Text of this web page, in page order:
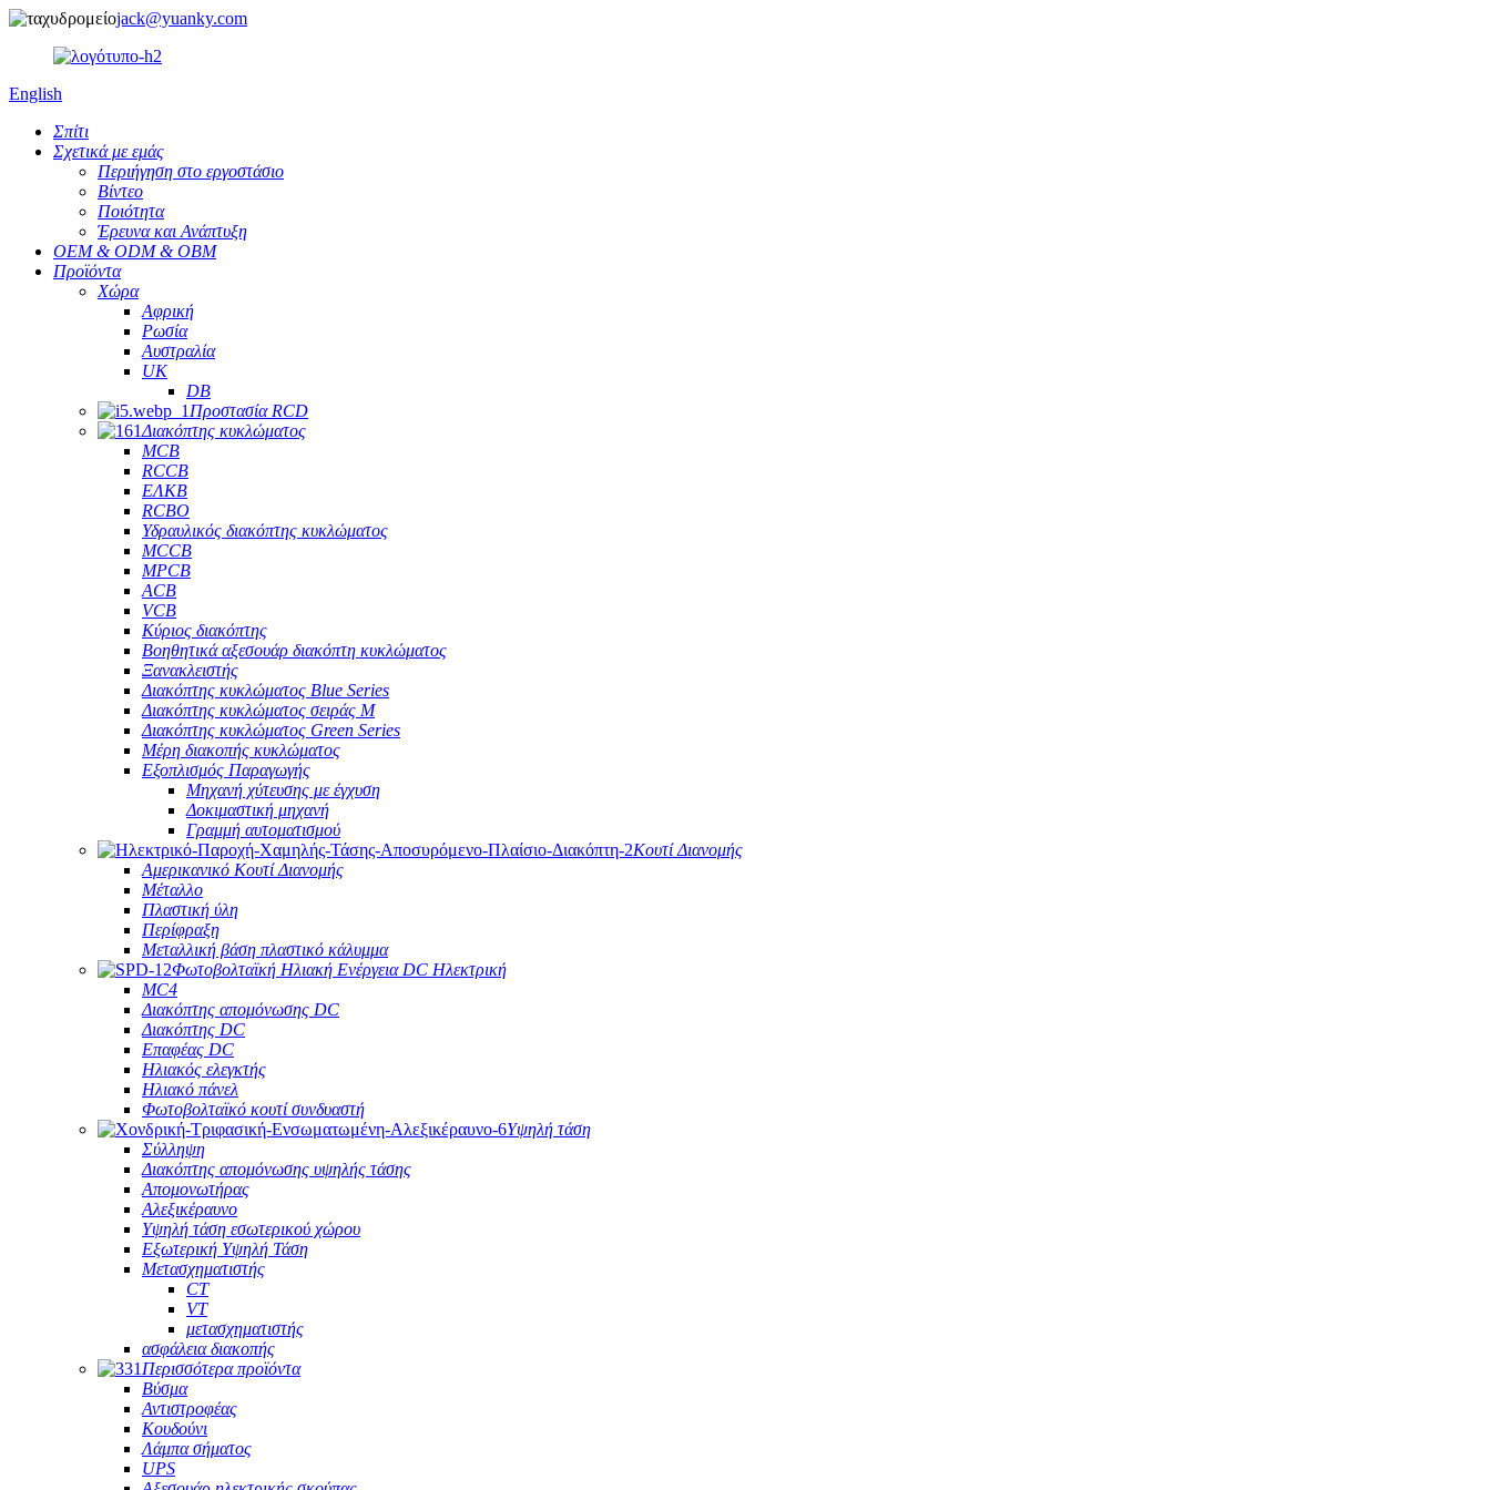
jack@yuanky.com
English
Σπίτι
Σχετικά με εμάς
Περιήγηση στο εργοστάσιο
Βίντεο
Ποιότητα
Έρευνα και Ανάπτυξη
OEM & ODM & OBM
Προϊόντα
Χώρα
Αφρική
Ρωσία
Αυστραλία
UK
DB
Προστασία RCD
Διακόπτης κυκλώματος
MCB
RCCB
ΕΛΚΒ
RCBO
Υδραυλικός διακόπτης κυκλώματος
MCCB
MPCB
ACB
VCB
Κύριος διακόπτης
Βοηθητικά αξεσουάρ διακόπτη κυκλώματος
Ξανακλειστής
Διακόπτης κυκλώματος Blue Series
Διακόπτης κυκλώματος σειράς M
Διακόπτης κυκλώματος Green Series
Μέρη διακοπής κυκλώματος
Εξοπλισμός Παραγωγής
Μηχανή χύτευσης με έγχυση
Δοκιμαστική μηχανή
Γραμμή αυτοματισμού
Κουτί Διανομής
Αμερικανικό Κουτί Διανομής
Μέταλλο
Πλαστική ύλη
Περίφραξη
Μεταλλική βάση πλαστικό κάλυμμα
Φωτοβολταϊκή Ηλιακή Ενέργεια DC Ηλεκτρική
MC4
Διακόπτης απομόνωσης DC
Διακόπτης DC
Επαφέας DC
Ηλιακός ελεγκτής
Ηλιακό πάνελ
Φωτοβολταϊκό κουτί συνδυαστή
Υψηλή τάση
Σύλληψη
Διακόπτης απομόνωσης υψηλής τάσης
Απομονωτήρας
Αλεξικέραυνο
Υψηλή τάση εσωτερικού χώρου
Εξωτερική Υψηλή Τάση
Μετασχηματιστής
CT
VT
μετασχηματιστής
ασφάλεια διακοπής
Περισσότερα προϊόντα
Βύσμα
Αντιστροφέας
Κουδούνι
Λάμπα σήματος
UPS